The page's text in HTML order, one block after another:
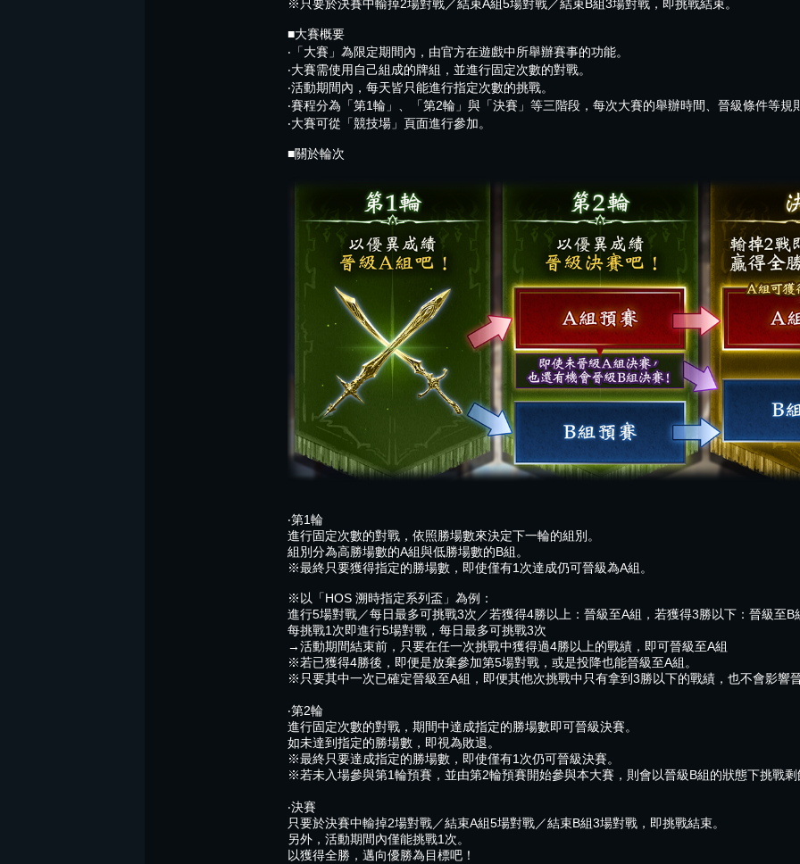
※只要於決賽中輸掉2場對戰／結束A組5場對戰／結束B組3場對戰，即挑戰結束。
■大賽概要
‧「大賽」為限定期間內，由官方在遊戲中所舉辦賽事的功能。
‧大賽需使用自己組成的牌組，並進行固定次數的對戰。
‧活動期間內，每天皆只能進行指定次數的挑戰。
‧賽程分為「第1輪」、「第2輪」與「決賽」等三階段，每次大賽的舉辦時間、晉級條件等規
‧大賽可從「競技場」頁面進行參加。
■關於輪次
‧第1輪
進行固定次數的對戰，依照勝場數來決定下一輪的組別。
組別分為高勝場數的A組與低勝場數的B組。
※最終只要獲得指定的勝場數，即使僅有1次達成仍可晉級為A組。
※以「HOS 溯時指定系列盃」為例：
進行5場對戰／每日最多可挑戰3次／若獲得4勝以上：晉級至A組，若獲得3勝以下：晉級至B
每挑戰1次即進行5場對戰，每日最多可挑戰3次
→活動期間結束前，只要在任一次挑戰中獲得過4勝以上的戰績，即可晉級至A組
※若已獲得4勝後，即便是放棄參加第5場對戰，或是投降也能晉級至A組。
※只要其中一次已確定晉級至A組，即便其他次挑戰中只有拿到3勝以下的戰績，也不會影響晉
‧第2輪
進行固定次數的對戰，期間中達成指定的勝場數即可晉級決賽。
如未達到指定的勝場數，即視為敗退。
※最終只要達成指定的勝場數，即使僅有1次仍可晉級決賽。
※若未入場參與第1輪預賽，並由第2輪預賽開始參與本大賽，則會以晉級B組的狀態下挑戰剩
‧決賽
只要於決賽中輸掉2場對戰／結束A組5場對戰／結束B組3場對戰，即挑戰結束。
另外，活動期間內僅能挑戰1次。
以獲得全勝，邁向優勝為目標吧！